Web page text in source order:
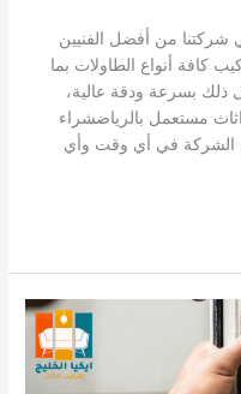
شركتنا من أفضل الفنيين
كافة أنواع الطاولات بما
ذلك بسرعة ودقة عالية،
مستعمل بالرياضشراء
الشركة في أي وقت وأي